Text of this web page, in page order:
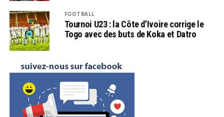
FOOTBALL
Tournoi U23 : la Côte d’Ivoire corrige le
Togo avec des buts de Koka et Datro